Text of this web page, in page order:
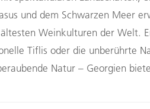
und dem Schwarzen Meer
Weinkulturen der Welt.
Tiflis oder die unberührte
Natur – Georgien